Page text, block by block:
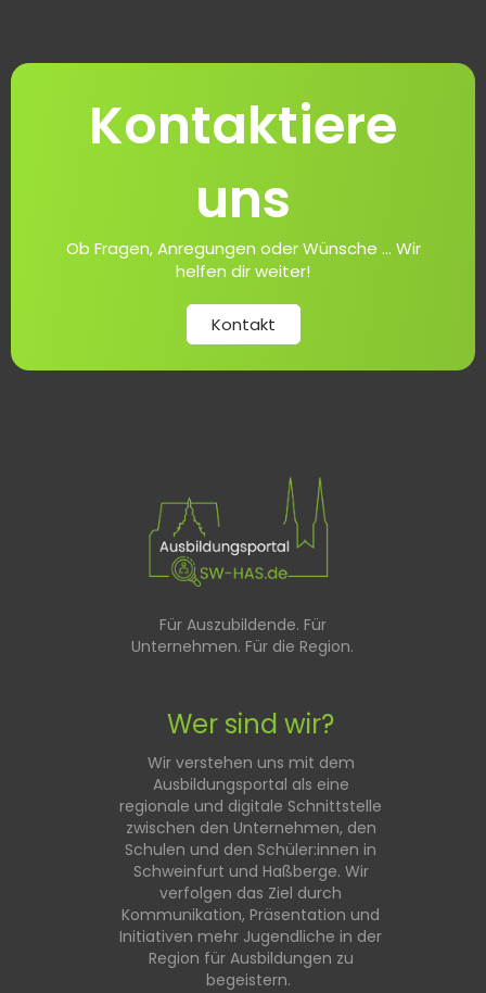
Kontaktiere
uns
Ob Fragen, Anregungen oder Wünsche ... Wir
helfen dir weiter!
Kontakt
Für Auszubildende. Für
Unternehmen. Für die Region.
Wer sind wir?
Wir verstehen uns mit dem
Ausbildungsportal als eine
regionale und digitale Schnittstelle
zwischen den Unternehmen, den
Schulen und den Schüler:innen in
Schweinfurt und Haßberge. Wir
verfolgen das Ziel durch
Kommunikation, Präsentation und
Initiativen mehr Jugendliche in der
Region für Ausbildungen zu
begeistern.